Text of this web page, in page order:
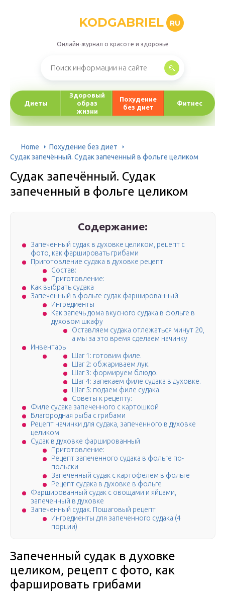
KODGABRIEL RU
Онлайн-журнал о красоте и здоровье
Диеты
Здоровый
образ
жизни
Похудение
без диет
Фитнес
Home
Похудение без диет
Судак запечённый. Судак запеченный в фольге целиком
Судак запечённый. Судак
запеченный в фольге целиком
Содержание:
Запеченный судак в духовке целиком, рецепт с
фото, как фаршировать грибами
Приготовление судака в духовке рецепт
Состав:
Приготовление:
Как выбрать судака
Запеченный в фольге судак фаршированный
Ингредиенты
Как запечь дома вкусного судака в фольге в
духовом шкафу
Оставляем судака отлежаться минут 20,
а мы за это время сделаем начинку
Инвентарь
Шаг 1: готовим филе.
Шаг 2: обжариваем лук.
Шаг 3: формируем блюдо.
Шаг 4: запекаем филе судака в духовке.
Шаг 5: подаем филе судака.
Советы к рецепту:
Филе судака запеченного с картошкой
Благородная рыба с грибами
Рецепт начинки для судака, запеченного в духовке
целиком
Судак в духовке фаршированный
Приготовление:
Рецепт запеченного судака в фольге по-
польски
Запеченный судак с картофелем в фольге
Рецепт судака в духовке в фольге
Фаршированный судак с овощами и яйцами,
запеченный в духовке
Запеченный судак. Пошаговый рецепт
Ингредиенты для запеченного судака (4
порции)
Запеченный судак в духовке
целиком, рецепт с фото, как
фаршировать грибами